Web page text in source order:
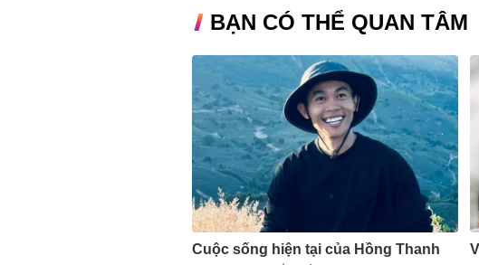
BẠN CÓ THỂ QUAN TÂM
Cuộc sống hiện tại của Hồng Thanh